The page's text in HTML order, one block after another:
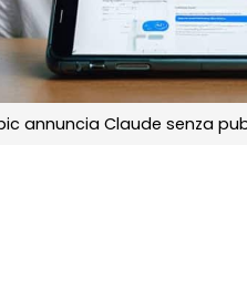
annuncia Claude senza